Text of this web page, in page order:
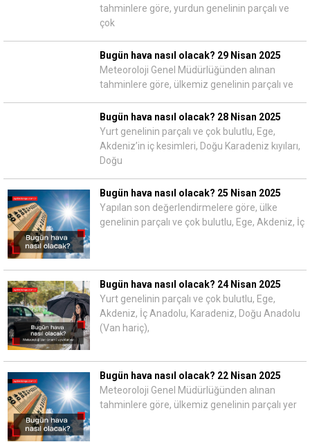
tahminlere göre, yurdun genelinin parçalı ve
çok
Bugün hava nasıl olacak? 29 Nisan 2025
Meteoroloji Genel Müdürlüğünden alınan
tahminlere göre, ülkemiz genelinin parçalı ve
Bugün hava nasıl olacak? 28 Nisan 2025
Yurt genelinin parçalı ve çok bulutlu, Ege,
Akdeniz’in iç kesimleri, Doğu Karadeniz kıyıları,
Doğu
Bugün hava nasıl olacak? 25 Nisan 2025
Yapılan son değerlendirmelere göre, ülke
genelinin parçalı ve çok bulutlu, Ege, Akdeniz, İç
Bugün hava nasıl olacak? 24 Nisan 2025
Yurt genelinin parçalı ve çok bulutlu, Ege,
Akdeniz, İç Anadolu, Karadeniz, Doğu Anadolu
(Van hariç),
Bugün hava nasıl olacak? 22 Nisan 2025
Meteoroloji Genel Müdürlüğünden alınan
tahminlere göre, ülkemiz genelinin parçalı yer